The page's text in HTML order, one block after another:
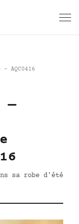
AQC0416
—
sa robe d'été